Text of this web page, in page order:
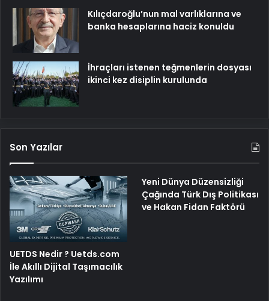
Kılıçdaroğlu’nun mal varlıklarına ve
banka hesaplarına haciz konuldu
İhraçları istenen teğmenlerin dosyası
ikinci kez disiplin kurulunda
Son Yazılar
UETDS Nedir ? Uetds.com
İle Akıllı Dijital Taşımacılık
Yazılımı
Yeni Dünya Düzensizliği
Çağında Türk Dış Politikası
ve Hakan Fidan Faktörü